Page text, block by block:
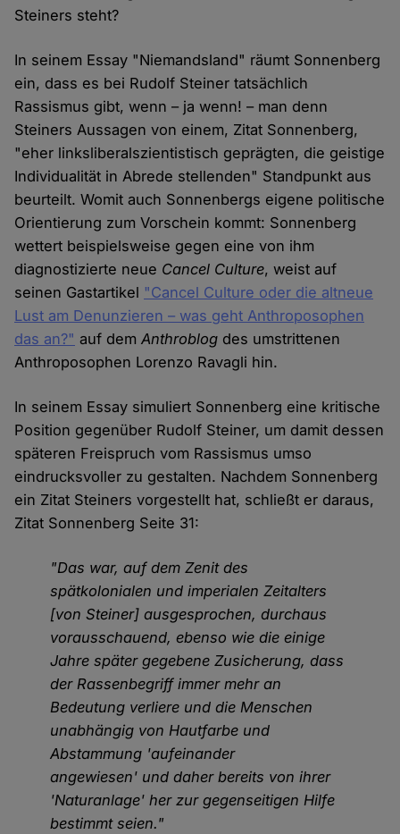
Steiners steht?
In seinem Essay "Niemandsland" räumt Sonnenberg
ein, dass es bei Rudolf Steiner tatsächlich
Rassismus gibt, wenn – ja wenn! – man denn
Steiners Aussagen von einem, Zitat Sonnenberg,
"eher linksliberal­szien­tistisch geprägten, die geistige
Individualität in Abrede stel­lenden" Standpunkt aus
beurteilt. Womit auch Sonnenbergs eigene politische
Orientierung zum Vorschein kommt: Sonnenberg
wettert beispielsweise gegen eine von ihm
diagnostizierte neue Cancel Culture, weist auf
seinen Gastartikel "Cancel Culture oder die altneue
Lust am Denunzieren – was geht Anthroposophen
das an?" auf demAnthroblog des umstrittenen
Anthroposophen Lorenzo Ravagli hin.
In seinem Essay simuliert Sonnenberg eine kritische
Position gegenüber Rudolf Steiner, um damit dessen
späteren Freispruch vom Rassismus umso
eindrucksvoller zu gestalten. Nachdem Sonnenberg
ein Zitat Steiners vorgestellt hat, schließt er daraus,
Zitat Sonnenberg Seite 31:
"Das war, auf dem Zenit des
spätkolonialen und imperialen Zeit­alters
[von Steiner] ausgesprochen, durchaus
vorausschauend, ebenso wie die einige
Jahre später gegebene Zusicherung, dass
der Rassen­begriff immer mehr an
Bedeutung verliere und die Menschen
unabhängig von Hautfarbe und
Abstammung 'aufeinander
angewiesen' und daher bereits von ihrer
'Naturanlage' her zur gegenseitigen Hilfe
bestimmt seien."